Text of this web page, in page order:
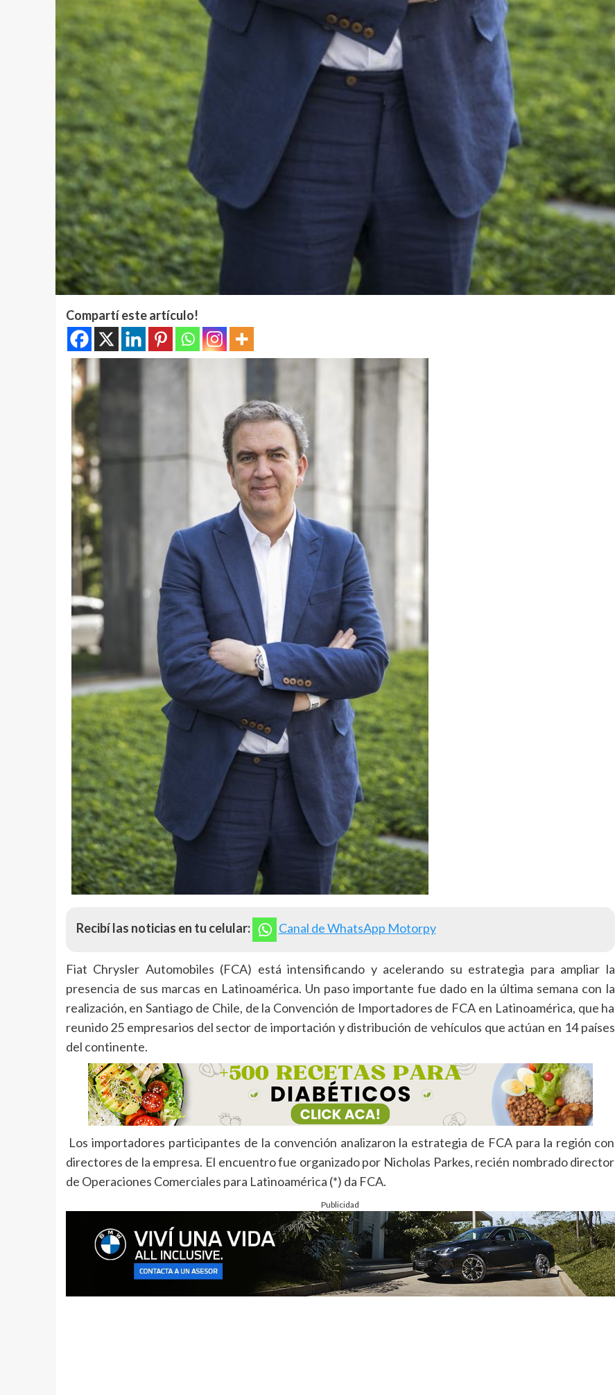
Compartí este artículo!
Recibí las noticias en tu celular: Canal de WhatsApp Motorpy
Fiat Chrysler Automobiles (FCA) está intensificando y acelerando su estrategia para ampliar la
presencia de sus marcas en Latinoamérica. Un paso importante fue dado en la última semana con la
realización, en Santiago de Chile, de la Convención de Importadores de FCA en Latinoamérica, que ha
reunido 25 empresarios del sector de importación y distribución de vehículos que actúan en 14 países
del continente.
Los importadores participantes de la convención analizaron la estrategia de FCA para la región con
directores de la empresa. El encuentro fue organizado por Nicholas Parkes, recién nombrado director
de Operaciones Comerciales para Latinoamérica (*) da FCA.
Publicidad